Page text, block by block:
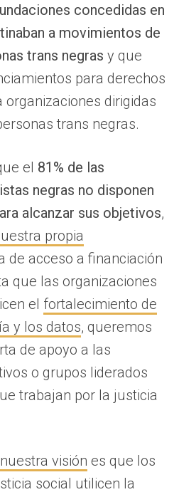
concedidas en
a movimientos de
trans negras y que
para derechos
dirigidas
trans negras.
el 81% de las
negras no disponen
alcanzar sus objetivos,
propia
de acceso a financiación
que las organizaciones
el fortalecimiento de
y los datos, queremos
de apoyo a las
o grupos liderados
trabajan por la justicia
nuestra visión es que los
social utilicen la